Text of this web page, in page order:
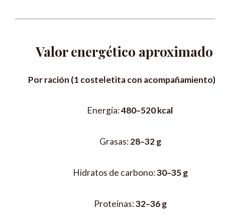
Valor energético aproximado
Por ración (1 costeletita con acompañamiento):
Energía:480–520 kcal
Grasas:28–32 g
Hidratos de carbono:30–35 g
Proteínas:32–36 g